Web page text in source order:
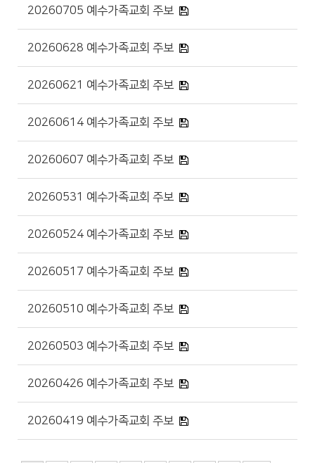
20260705 예수가족교회 주보
20260628 예수가족교회 주보
20260621 예수가족교회 주보
20260614 예수가족교회 주보
20260607 예수가족교회 주보
20260531 예수가족교회 주보
20260524 예수가족교회 주보
20260517 예수가족교회 주보
20260510 예수가족교회 주보
20260503 예수가족교회 주보
20260426 예수가족교회 주보
20260419 예수가족교회 주보